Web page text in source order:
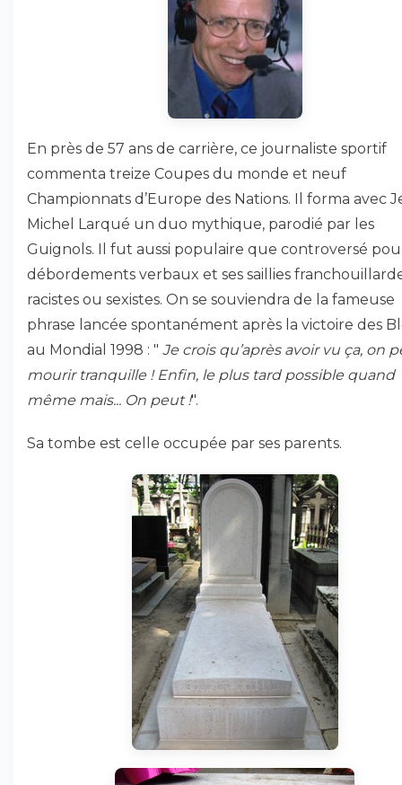
En près de 57 ans de carrière, ce journaliste sportif
commenta treize Coupes du monde et neuf
Championnats d’Europe des Nations. Il forma avec
Michel Larqué un duo mythique, parodié par les
Guignols. Il fut aussi populaire que controversé
débordements verbaux et ses saillies
racistes ou sexistes. On se souviendra de la fameuse
phrase lancée spontanément après la victoire des
au Mondial 1998 : " Je crois qu’après avoir vu ça, on
mourir tranquille ! Enfin, le plus tard possible quand
même mais... On peut !".
Sa tombe est celle occupée par ses parents.